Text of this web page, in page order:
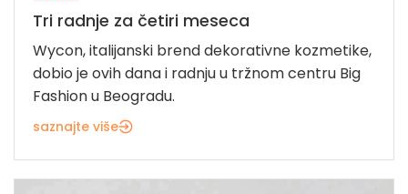
Tri radnje za četiri meseca
Wycon, italijanski brend dekorativne kozmetike,
dobio je ovih dana i radnju u tržnom centru Big
Fashion u Beogradu.
saznajte više